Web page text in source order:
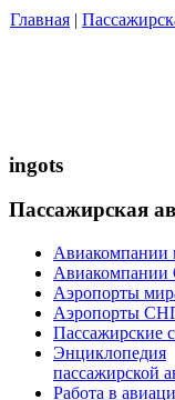
Главная |
ingots
Пассажирская
Авиакомпании
Аэропорты
Аэропорты
Пассажирские
Энциклопедия
пассажирской
Работа в